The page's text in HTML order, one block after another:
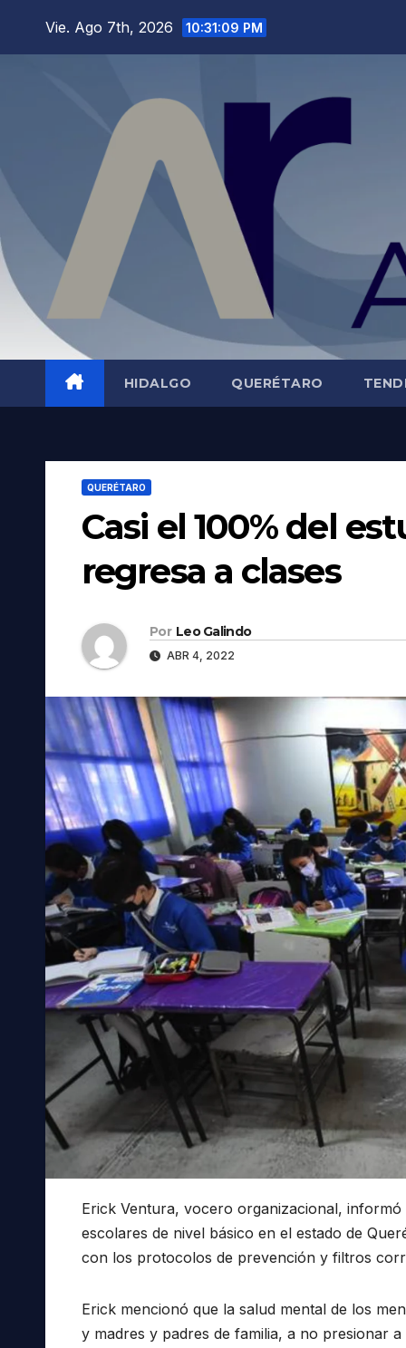
Vie. Ago 7th, 2026 10:31:10 PM
HIDALGO QUERÉTARO
QUERÉTARO
Casi el 100% del
regresa a clases
Por Leo Galindo
ABR 4, 2022
Erick Ventura, vocero organizacional,
escolares de nivel básico en el estado de
con los protocolos de prevención y filtros
Erick mencionó que la salud mental de los
y madres y padres de familia, a no presionar